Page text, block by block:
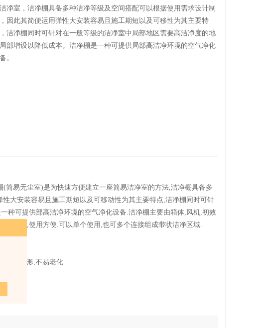
净室，洁净棚具备多种洁净等级及空间搭配可以根据使用需求设计制
因此其简便运用弹性大安装容易且施工期短以及可移性为其主要特
洁净棚同时可针对在一般等级的洁净室中局部地区需要高洁净度的地
部增设以降低成本。洁净棚是一种可提供局部高洁净环境的空气净化
。
易无尘室)是为快速方便建立一座简易洁净室的方法,洁净棚具备多
大安装容易且施工期短以及可移动性为其主要特点,洁净棚同时可针
种可提供部高洁净环境的空气净化设备.洁净棚主要由箱体,风机,初效
紧凑,使用方便.可以单个使用,也可多个连接组成带状洁净区域.
, 不变形,不易老化.